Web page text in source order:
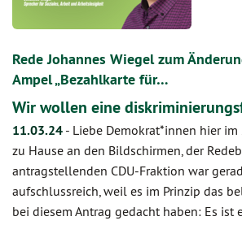
Rede Johannes Wiegel zum
Ampel „Bezahlkarte für…
Wir wollen eine
11.03.24 - Liebe Demokrat*innen hier
zu Hause an den Bildschirmen, der
antragstellenden CDU-Fraktion war
aufschlussreich, weil es im Prinzip das
bei diesem Antrag gedacht haben: Es ist